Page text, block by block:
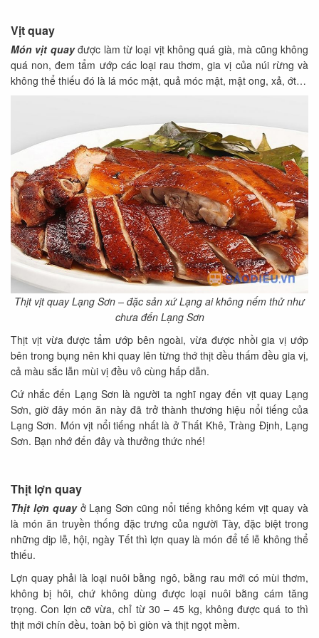
Vịt quay
Món vịt quayđược làm từ loại vịt không quá già, mà cũng không
quá non, đem tẩm ướp các loại rau thơm, gia vị của núi rừng và
không thể thiếu đó là lá móc mật, quả móc mật, mật ong, xả, ớt…
Thịt vịt quay Lạng Sơn – đặc sản xứ Lạng ai không nếm thử như
chưa đến Lạng Sơn
Thịt vịt vừa được tẩm ướp bên ngoài, vừa được nhồi gia vị ướp
bên trong bụng nên khi quay lên từng thớ thịt đều thấm đều gia vị,
cả màu sắc lẫn mùi vị đều vô cùng hấp dẫn.
Cứ nhắc đến Lạng Sơn là người ta nghĩ ngay đến vịt quay Lạng
Sơn, giờ đây món ăn này đã trở thành thương hiệu nổi tiếng của
Lạng Sơn. Món vịt nổi tiếng nhất là ở Thất Khê, Tràng Định, Lạng
Sơn. Bạn nhớ đến đây và thưởng thức nhé!
Thịt lợn quay
Thịt lợn quayở Lạng Sơn cũng nổi tiếng không kém vịt quay và
là món ăn truyền thống đặc trưng của người Tày, đặc biệt trong
những dịp lễ, hội, ngày Tết thì lợn quay là món để tế lễ không thể
thiếu.
Lợn quay phải là loại nuôi bằng ngô, bằng rau mới có mùi thơm,
không bị hôi, chứ không dùng được loại nuôi bằng cám tăng
trọng. Con lợn cỡ vừa, chỉ từ 30 – 45 kg, không được quá to thì
thịt mới chín đều, toàn bộ bì giòn và thịt ngọt mềm.